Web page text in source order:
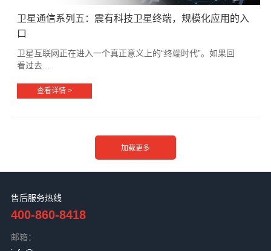
卫星通信系列五：震有科技卫星终端，规模化应用的入
口
卫星互联网正在进入一个真正意义上的“终端时代”。如果回
看过去...
查看详情 >
售后服务热线
400-860-8418
邮箱：